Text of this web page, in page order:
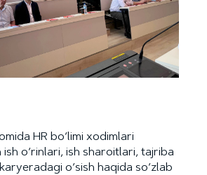
HR bo‘limi xodimlari
ish o‘rinlari, ish sharoitlari, tajriba
o‘sish haqida so‘zlab